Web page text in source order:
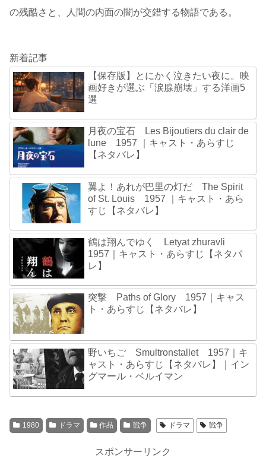
の残酷さと、人間の内面の闇が交錯する物語である。
新着記事
【保存版】とにかく泣きたい夜に。映
画好きが選ぶ「涙腺崩壊」する洋画5
選
月夜の宝石 Les Bijoutiers du clair de
lune 1957 ｜キャスト・あらすじ
【ネタバレ】
翼よ！あれが巴里の灯だ The Spirit
of St. Louis 1957 ｜キャスト・あら
すじ【ネタバレ】
鶴は翔んでゆく Letyat zhuravli
1957｜キャスト・あらすじ【ネタバ
レ】
突撃 Paths of Glory 1957｜キャス
ト・あらすじ【ネタバレ】
野いちご Smultronstallet 1957｜キ
ャスト・あらすじ【ネタバレ】｜イン
グマール・ベルイマン
1980 ドラマ 作品 戦争 ドラマ 戦争
スポンサーリンク